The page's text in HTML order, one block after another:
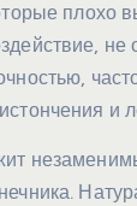
плохо
и